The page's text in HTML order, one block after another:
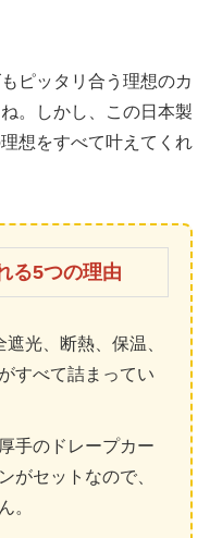
ピッタリ合う理想のカ
。しかし、この日本製
想をすべて叶えてくれ
る5つの理由
遮光、断熱、保温、
すべて詰まってい
厚手のドレープカー
がセットなので、
。